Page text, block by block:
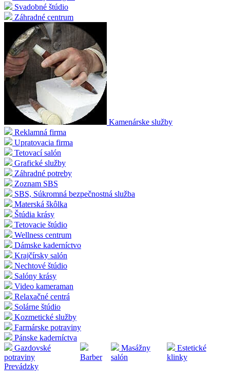
Svadobné štúdio
Záhradné centrum
Kamenárske služby
Reklamná firma
Upratovacia firma
Tetovací salón
Grafické služby
Záhradné potreby
Zoznam SBS
SBS, Súkromná bezpečnostná služba
Materská škôlka
Štúdia krásy
Tetovacie štúdio
Wellness centrum
Dámske kaderníctvo
Krajčírsky salón
Nechtové štúdio
Salóny krásy
Video kameraman
Relaxačné centrá
Solárne štúdio
Kozmetické služby
Farmárske potraviny
Pánske kaderníctva
Gazdovské
potraviny
Barber
Masážny
salón
Estetické
klinky
Prevádzky